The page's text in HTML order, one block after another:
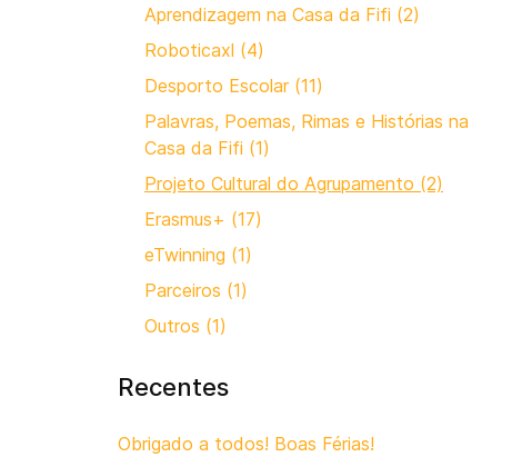
Aprendizagem na Casa da Fifi (2)
Roboticaxl (4)
Desporto Escolar (11)
Palavras, Poemas, Rimas e Histórias na
Casa da Fifi (1)
Projeto Cultural do Agrupamento (2)
Erasmus+ (17)
eTwinning (1)
Parceiros (1)
Outros (1)
Recentes
Obrigado a todos! Boas Férias!